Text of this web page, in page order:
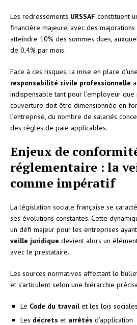
Les redressements URSSAF constituent
financière majeure, avec des
atteindre 10% des sommes dues,
de 0,4% par mois.
Face à ces risques, la mise en place d’une
responsabilité civile professionnelle
indispensable tant pour l’employeur
couverture doit être dimensionnée en
l’entreprise, du nombre de salariés
des règles de paie applicables.
Enjeux de
réglementaire : la
comme impératif
La législation sociale française se
ses évolutions constantes. Cette
un défi majeur pour les entreprises
veille juridique devient alors un
avec le prestataire.
Les sources normatives affectant le
et s’articulent selon une hiérarchie
Le Code du travailet les lois sociales
Les décrets et arrêtés d’application